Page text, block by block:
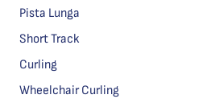
Pista Lunga
Short Track
Curling
Wheelchair Curling